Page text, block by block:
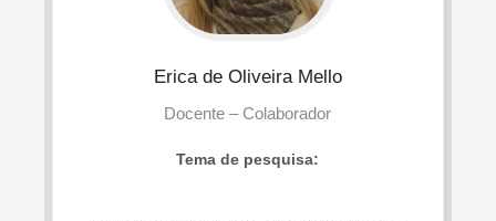
Erica de Oliveira Mello
Docente – Colaborador
Tema de pesquisa: